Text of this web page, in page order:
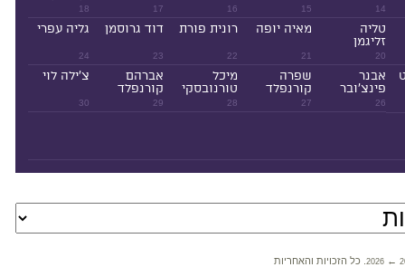
14
15
16
17
18
20
טליה
זליגמן
21
מאיה יופה
22
רונית פורת
23
דוד גרוסמן
24
גליה עפרי
26
אבנר
פינצ'ובר
27
שפרה
קורנפלד
28
מיכל
טורנובסקי
29
אברהם
קורנפלד
30
צ'ילה לוי
2026 ←
. כל הזכויות והאחריות